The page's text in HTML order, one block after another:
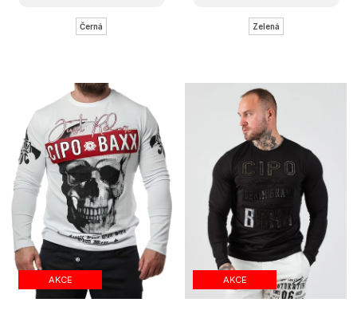
Černá Zelená
AKCE AKCE